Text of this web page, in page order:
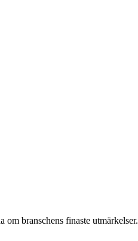
branschens finaste utmärkelser.